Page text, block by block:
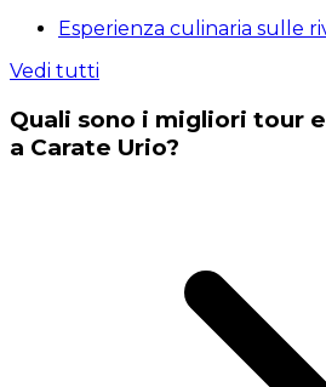
Esperienza culinaria sulle
Vedi tutti
Quali sono i migliori tour
a Carate Urio?